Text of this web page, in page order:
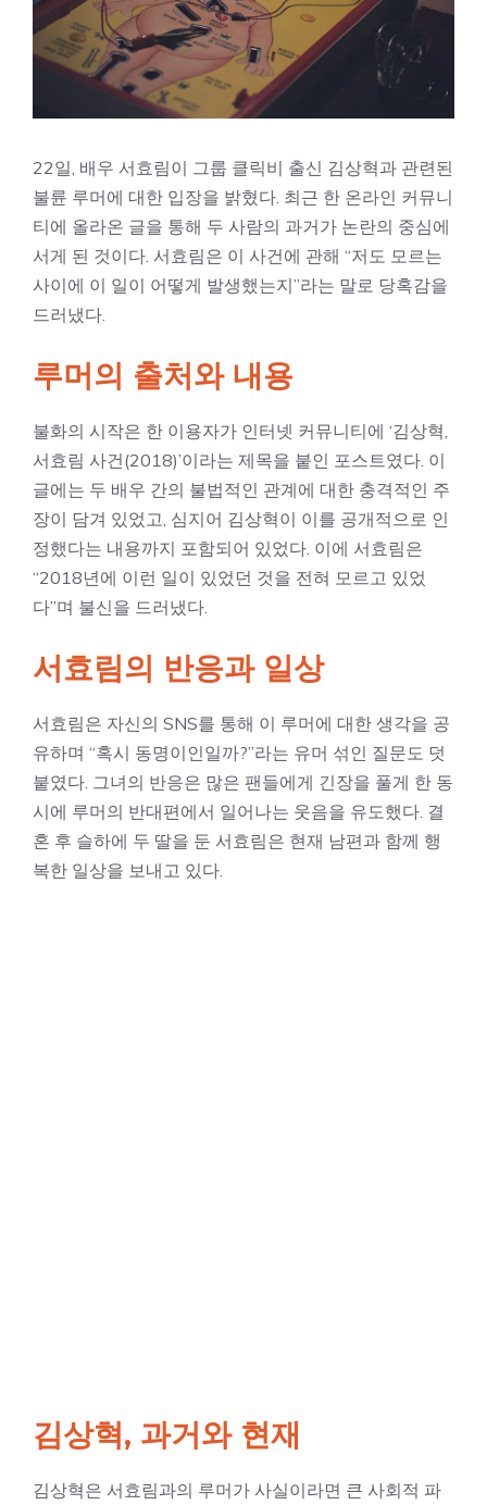
22일, 배우 서효림이 그룹 클릭비 출신 김상혁과 관련된
불륜 루머에 대한 입장을 밝혔다. 최근 한 온라인 커뮤니
티에 올라온 글을 통해 두 사람의 과거가 논란의 중심에
서게 된 것이다. 서효림은 이 사건에 관해 “저도 모르는
사이에 이 일이 어떻게 발생했는지”라는 말로 당혹감을
드러냈다.
루머의 출처와 내용
불화의 시작은 한 이용자가 인터넷 커뮤니티에 ‘김상혁,
서효림 사건(2018)’이라는 제목을 붙인 포스트였다. 이
글에는 두 배우 간의 불법적인 관계에 대한 충격적인 주
장이 담겨 있었고, 심지어 김상혁이 이를 공개적으로 인
정했다는 내용까지 포함되어 있었다. 이에 서효림은
“2018년에 이런 일이 있었던 것을 전혀 모르고 있었
다”며 불신을 드러냈다.
서효림의 반응과 일상
서효림은 자신의 SNS를 통해 이 루머에 대한 생각을 공
유하며 “혹시 동명이인일까?”라는 유머 섞인 질문도 덧
붙였다. 그녀의 반응은 많은 팬들에게 긴장을 풀게 한 동
시에 루머의 반대편에서 일어나는 웃음을 유도했다. 결
혼 후 슬하에 두 딸을 둔 서효림은 현재 남편과 함께 행
복한 일상을 보내고 있다.
김상혁, 과거와 현재
김상혁은 서효림과의 루머가 사실이라면 큰 사회적 파